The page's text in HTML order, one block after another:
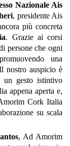
Nazionale Ais
, presidente Ais
più concreta
. Grazie ai corsi
persone che ogni
una
nostro auspicio è
un gesto istintivo
appena aperta e,
Cork Italia
su scala
, Ad Amorim